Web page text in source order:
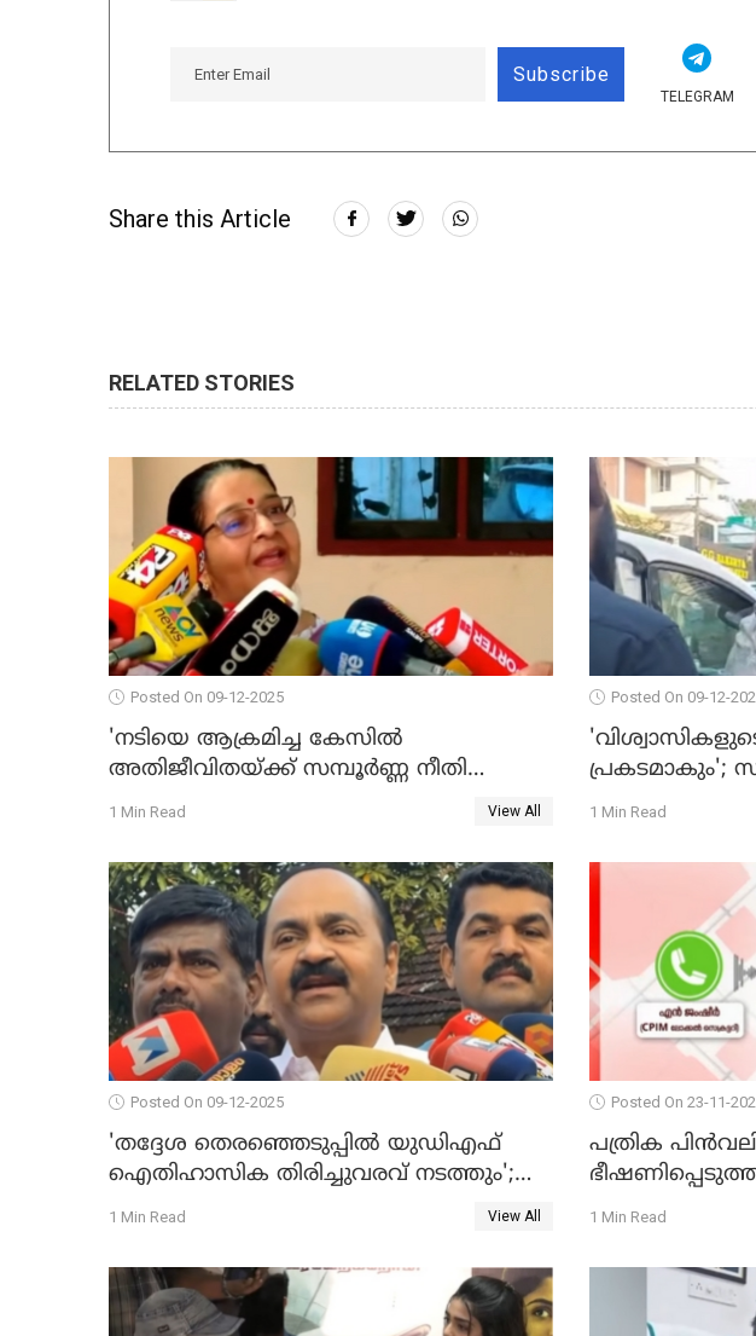
Subscribe
TELEGRAM
Share this Article
RELATED STORIES
Posted On 09-12-2025
'നടിയെ ആക്രമിച്ച കേസില്‍
അതിജീവിതയ്ക്ക് സമ്പൂര്‍ണ്ണ നീതി
ലഭിച്ചില്ല'; ഉമ തോമസ് MLA WATCH VIDEO
1 Min Read View All
Posted On 09-12-
പ്രകടമാകും';
VIDEO
1 Min Read
Posted On 09-12-2025
'തദ്ദേശ തെരഞ്ഞെടുപ്പില്‍ യുഡിഎഫ്
ഐതിഹാസിക തിരിച്ചുവരവ് നടത്തും';
വിഡി സതീശന്‍ WATCH VIDEO
1 Min Read View All
Posted On 23-11-
പത്രിക
ഭീഷണിപ്പെടുത്തി
1 Min Read